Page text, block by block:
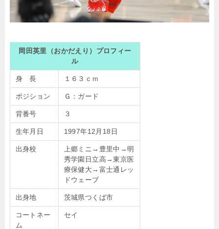
岡田英里（おかだえり）プロフィー
ル
身 長 １６３ｃｍ
ポジション Ｇ：ガード
背番号 ３
生年月日 1997年12月18日
出身校
上郷ミニ→豊里中→明
秀学園日立高→東京医
療保健大→富士通レッ
ドウェーブ
出身地 茨城県つくば市
コートネー
ム
セイ